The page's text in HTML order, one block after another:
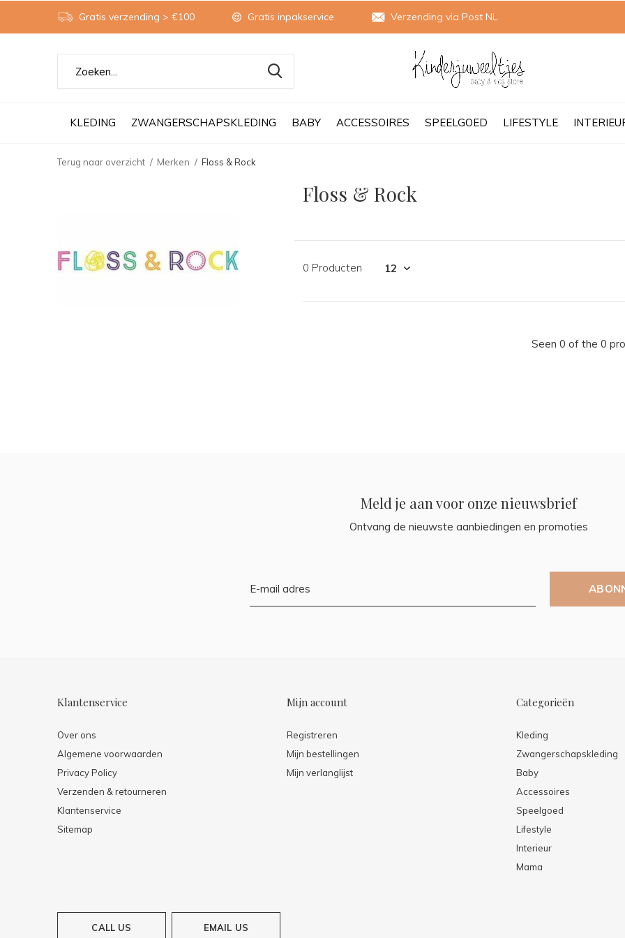
KLEDING ZWANGERSCHAPSKLEDING BABY ACCESSOIRES SPEELGOED LIFESTYLE
Gratis verzending > €100 Gratis inpakservice Verzending via Post NL
Terug naar overzicht Merken Floss & Rock
Floss & Rock
0 Producten
Seen 0 of the 0
Meld je aan voor onze nieuwsbrief
Ontvang de nieuwste aanbiedingen en promoties
Klantenservice
Over ons
Algemene voorwaarden
Privacy Policy
Verzenden & retourneren
Klantenservice
Sitemap
Mijn account
Registreren
Mijn bestellingen
Mijn verlanglijst
Categorieën
Kleding
Zwangerschapskleding
Baby
Accessoires
Speelgoed
Lifestyle
Interieur
Mama
CALL US EMAIL US